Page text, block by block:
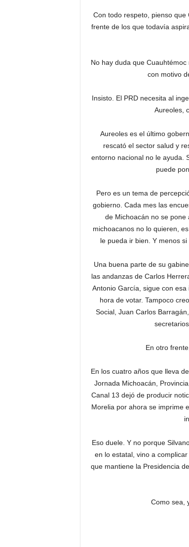
Con todo respeto, pienso
frente de los que todavía
No hay duda que
con motivo
Insisto. El PRD necesita al
Aureoles,
Aureoles es el último
rescató el sector salud y
entorno nacional no le ayuda.
puede
Pero es un tema de
gobierno. Cada mes las
de Michoacán no se pone
michoacanos no lo quieren,
le pueda ir bien. Y menos
Una buena parte de su
las andanzas de Carlos
Antonio García, sigue con
hora de votar. Tampoco
Social, Juan Carlos
En otro
En los cuatro años que lleva
Jornada Michoacán,
Canal 13 dejó de producir
Morelia por ahora se imprime
Eso duele. Y no porque
en lo estatal, vino a
que mantiene la Presidencia
Como sea,